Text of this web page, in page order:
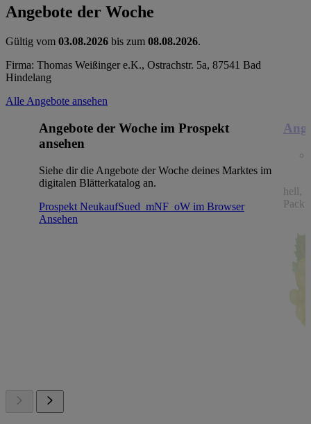
Angebote der Woche
Gültig vom 03.08.2026 bis zum 08.08.2026.
Firma: Thomas Weißinger e.K., Ostrachstr. 5a, 87541 Bad
Hindelang
Alle Angebote ansehen
Angebote der Woche im Prospekt
ansehen
Siehe dir die Angebote der Woche deines Marktes im
digitalen Blätterkatalog an.
Prospekt NeukaufSued_mNF_oW im Browser
Ansehen
hell,